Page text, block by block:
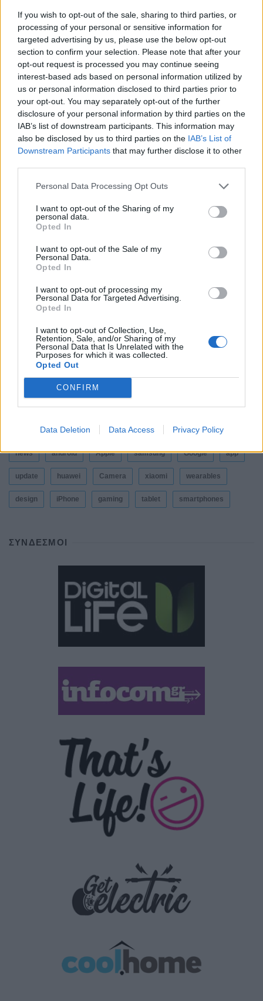
If you wish to opt-out of the sale, sharing to third parties, or
processing of your personal or sensitive information for
targeted advertising by us, please use the below opt-out
section to confirm your selection. Please note that after your
opt-out request is processed you may continue seeing
interest-based ads based on personal information utilized by
us or personal information disclosed to third parties prior to
your opt-out. You may separately opt-out of the further
disclosure of your personal information by third parties on the
IAB’s list of downstream participants. This information may
also be disclosed by us to third parties on the IAB’s List of
Downstream Participants that may further disclose it to other
Personal Data Processing Opt Outs
I want to opt-out of the Sharing of my
personal data.
Opted In
I want to opt-out of the Sale of my
Personal Data.
Opted In
I want to opt-out of processing my
Personal Data for Targeted Advertising.
Opted In
I want to opt-out of Collection, Use,
Retention, Sale, and/or Sharing of my
Personal Data that Is Unrelated with the
Purposes for which it was collected.
Opted Out
CONFIRM
Data Deletion Data Access Privacy Policy
By ΓΙΏΡΓΟΣ ΓΡΊΒΑΣ 3 ημέρες ago
Motorola: ετοιμάζει δυναμική επιστροφή στα
smartwatches
ByΓΙΏΡΓΟΣ ΓΡΊΒΑΣ 4 ημέρες ago
Η πιο ταξιδιάρικη βαλίτσα του φετινού
καλοκαιριού έχει την υπογραφή της Xiaomi
By ΓΙΏΡΓΟΣ ΓΡΊΒΑΣ 4 ημέρες ago
Ρέθυμνο
By
Η Lenovo ανεβαίνει στη θέση 153 της λίστας
By ΓΙΏΡΓΟΣ ΓΡΊΒΑΣ 7 ημέρες ago
Ένα foldable ξεπερνά σε ζήτηση τη ναυαρχίδα
της Samsung
ByΓΙΏΡΓΟΣ ΓΡΊΒΑΣ 7 ημέρες ago
ΕΤΙΚΕΤΕΣ
news android Apple samsung Google app
update huawei Camera xiaomi wearables
design iPhone gaming tablet smartphones
ΣΎΝΔΕΣΜΟΙ